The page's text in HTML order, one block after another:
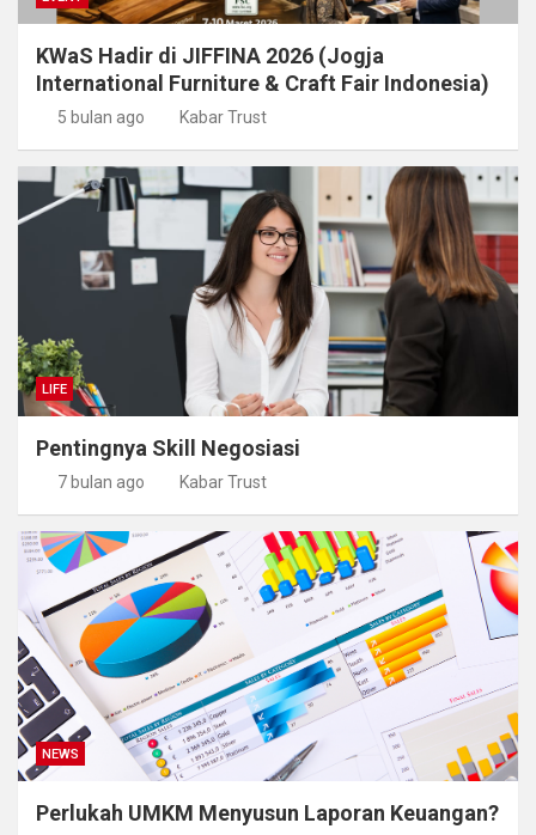
KWaS Hadir di JIFFINA 2026 (Jogja
International Furniture & Craft Fair Indonesia)
5 bulan ago Kabar Trust
LIFE
Pentingnya Skill Negosiasi
7 bulan ago Kabar Trust
NEWS
Perlukah UMKM Menyusun Laporan Keuangan?